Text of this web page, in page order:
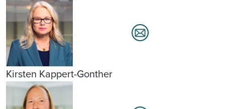
Kirsten Kappert-Gonther